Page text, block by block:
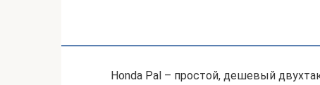
Honda Pal – простой, дешевый